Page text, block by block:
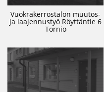
Vuokrakerrostalon muutos-
ja laajennustyö Röyttäntie 6
Tornio